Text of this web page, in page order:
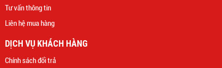
Tư vấn thông tin
Liên hệ mua hàng
DỊCH VỤ KHÁCH HÀNG
Chính sách đổi trả